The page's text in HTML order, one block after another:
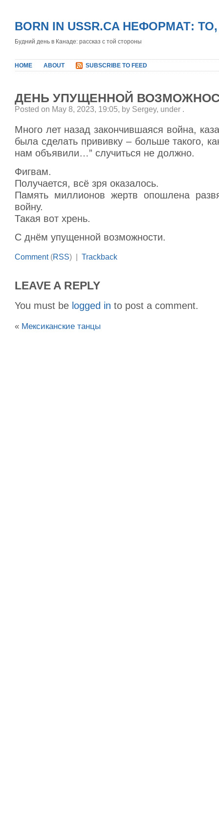
BORN IN USSR.CA НЕФОРМАТ:
Будний день в Канаде: рассказ с той стороны
HOME ABOUT SUBSCRIBE TO FEED
ДЕНЬ УПУЩЕННОЙ
Posted on May 8, 2023, 19:05, by Sergey, under .
Много лет назад закончившаяся война,
была сделать прививку – больше такого,
нам объявили…” случиться не должно.
Фигвам.
Получается, всё зря оказалось.
Память миллионов жертв опошлена
войну.
Такая вот хрень.
С днём упущенной возможности.
Comment(RSS) | Trackback
LEAVE A REPLY
You must be logged in to post a comment.
« Мексиканские танцы